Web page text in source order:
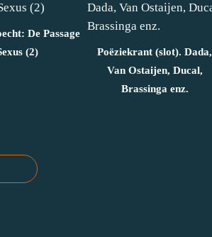
De Passage
(2)
Poëziekrant (slot). Dada,
Van Ostaijen, Ducal,
Brassinga enz.